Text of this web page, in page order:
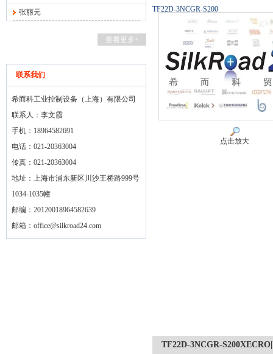
张丽元
查看更多+
联系我们
希而科工业控制设备（上海）有限公司
联系人：李文霞
手机：18964582691
电话：021-20363004
传真：021-20363004
地址：上海市浦东新区川沙王桥路999号
1034-1035幢
邮编：20120018964582639
邮箱： office@silkroad24.com
TF22D-3NCGR-S200
点击放大
TF22D-3NCGR-